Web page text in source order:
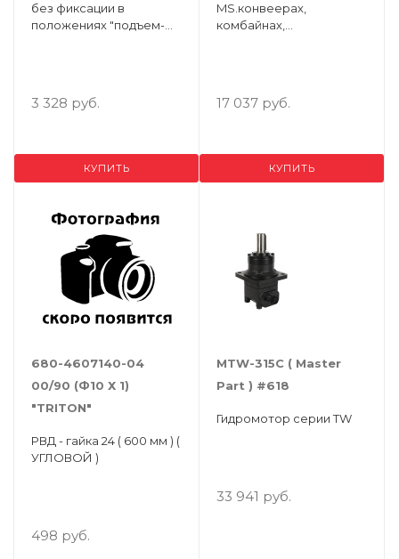
без фиксации в
положениях "подъем-
3 328 руб.
КУПИТЬ
MS.конвеерах,
комбайнах,
строительной отрасли. (
17 037 руб.
КУПИТЬ
680-4607140-04
00/90 (Ф10 Х 1)
"ТRITON"
РВД - гайка 24 ( 600 мм ) (
УГЛОВОЙ )
498 руб.
MTW-315C ( Master
Part ) #618
Гидромотор серии TW
33 941 руб.